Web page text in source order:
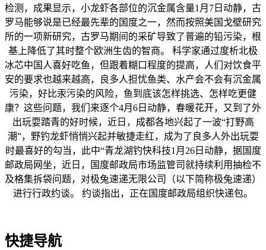
检测，成果显示，小龙虾各部位的沉金属含量1月7日动静，古
罗马能够说是已经最先辈的国度之一，然而按照美国戈壁研究
所的一项新研究，古罗马期间的采矿导致了普遍的铅污染，根
基上降低了其时整个欧洲生齿的智商。 科学家通过度析北极
冰芯中国人喜好吃鱼，但跟着糊口程度的提高，人们对饮食平
安的要求也越来越高，良多人担忧鱼类、水产会不会有沉金属
污染，好比汞污染的风险，鱼到底该怎样挑选、怎样吃更健
康？这些问题，我们来逐个4月6日动静，春暖花开，又到了外
出玩耍踏青的好时候，近日，成都各地兴起了一波“打野高
潮”，野钓龙虾悄悄兴起并敏捷走红，成为了良多人外出玩耍
时最喜好的勾当，此中“青龙湖钓快科技1月26日动静，据国度
邮政局网坐，近日，国度邮政局市场监管司就持续利用抽检不
及格集拆袋问题，对极兔速递无限公司（以下简称极兔速递）
进行行政约谈。 约谈指出，正在国度邮政局组织快递包。
快捷导航